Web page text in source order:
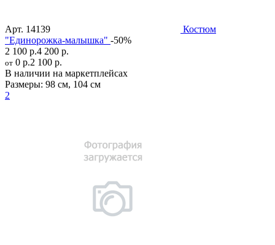
Арт. 14139
Костюм
"Единорожка-малышка" -50%
2 100 р.4 200 р.
от 0 р.2 100 р.
В наличии на маркетплейсах
Размеры: 98 см, 104 см
2